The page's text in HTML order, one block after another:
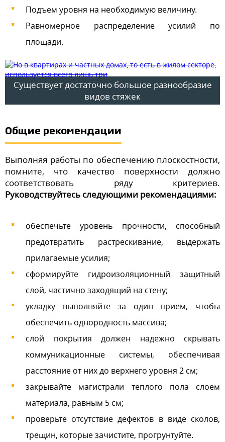
Подъем уровня на необходимую величину.
Равномерное распределение усилий по
площади.
Существует достаточно большое разнообразие
видов стяжек
Общие рекомендации
Выполняя работы по обеспечению плоскостности,
помните, что качество поверхности должно
соответствовать ряду критериев.
Руководствуйтесь следующими рекомендациями:
обеспечьте уровень прочности, способный
предотвратить растрескивание, выдержать
прилагаемые усилия;
сформируйте гидроизоляционный защитный
слой, частично заходящий на стену;
укладку выполняйте за один прием, чтобы
обеспечить однородность массива;
слой покрытия должен надежно скрывать
коммуникационные системы, обеспечивая
расстояние от них до верхнего уровня 2 см;
закрывайте магистрали теплого пола слоем
материала, равным 5 см;
проверьте отсутствие дефектов в виде сколов,
трещин, которые зачистите, прогрунтуйте.